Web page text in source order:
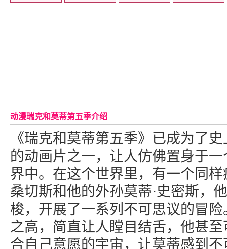
动漫瑞克和莫蒂第五季介绍
《瑞克和莫蒂第五季》已成为了
的动画片之一，让人仿佛置身于
界中。在这个世界里，有一个同样
桑切斯和他的外孙莫蒂·史密斯，
梭，开展了一系列不可思议的冒
之高，简直让人瞠目结舌，他甚
合自己意愿的宇宙，让莫蒂感到